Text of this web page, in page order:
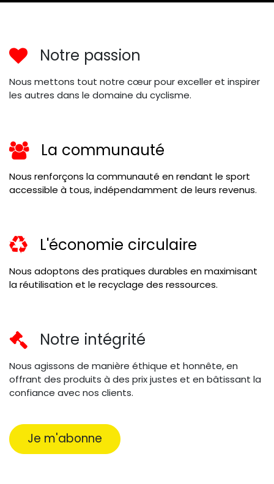
Notre passion
Nous mettons tout notre cœur pour exceller et inspirer
les autres dans le domaine du cyclisme.
La communauté
Nous renforçons la communauté en rendant le sport
accessible à tous, indépendamment de leurs revenus.
L'économie circulaire
Nous adoptons des pratiques durables en maximisant
la réutilisation et le recyclage des ressources.
Notre intégrité
Nous agissons de manière éthique et honnête, en
offrant des produits à des prix justes et en bâtissant la
confiance avec nos clients.
Je m'abonne